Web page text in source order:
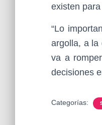
existen
“Lo
argolla, a la
va a
decisiones
Categorías: